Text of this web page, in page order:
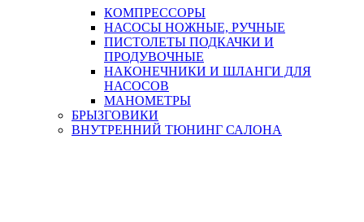
КОМПРЕССОРЫ
НАСОСЫ НОЖНЫЕ, РУЧНЫЕ
ПИСТОЛЕТЫ ПОДКАЧКИ И
ПРОДУВОЧНЫЕ
НАКОНЕЧНИКИ И ШЛАНГИ ДЛЯ
НАСОСОВ
МАНОМЕТРЫ
БРЫЗГОВИКИ
ВНУТРЕННИЙ ТЮНИНГ САЛОНА